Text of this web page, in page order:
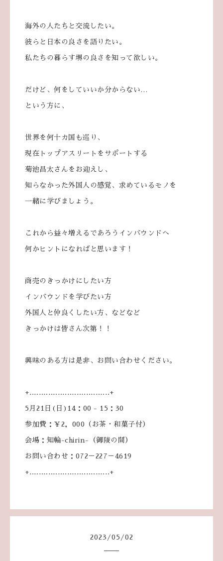
海外の人たちと交流したい。
彼らと日本の良さを語りたい。
私たちの暮らす堺の良さを知って欲しい。
だけど、何をしていいか分からない…
という方に、
世界を何十カ国も巡り、
現在トップアスリートをサポートする
菊池昌太さんをお迎えし、
知らなかった外国人の感覚、求めているモノを
一緒に学びましょう。
これから益々増えるであろうインバウンドへ
何かヒントになればと思います！
商売のきっかけにしたい方
インバウンドを学びたい方
外国人と仲良くしたい方、などなど
きっかけは皆さん次第！！
興味のある方は是非、お問い合わせください。
+‥‥‥‥‥‥‥‥‥‥‥‥‥‥‥‥‥+
5月21日(日)14：00 - 15：30
参加費：￥2，000（お茶・和菓子付）
会場：知輪-chirin-（御陵の間）
お問い合わせ：072－227－4619
+‥‥‥‥‥‥‥‥‥‥‥‥‥‥‥‥‥+
2023 /05 /02